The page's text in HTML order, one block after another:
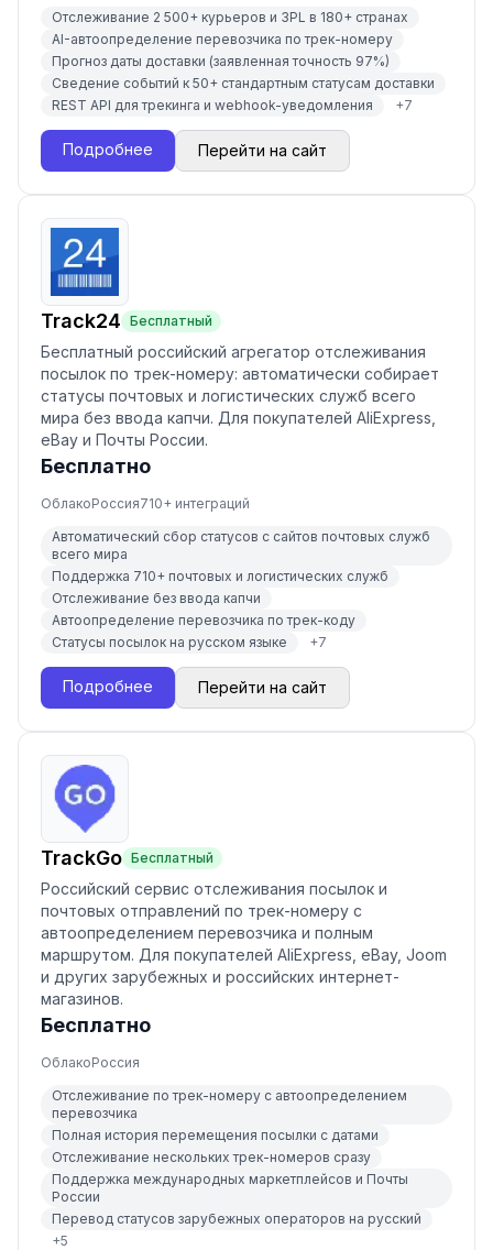
Отслеживание 2 500+ курьеров и 3PL в 180+ странах
AI-автоопределение перевозчика по трек-номеру
Прогноз даты доставки (заявленная точность 97%)
Сведение событий к 50+ стандартным статусам доставки
REST API для трекинга и webhook-уведомления
+7
Подробнее Перейти на сайт
Track24 Бесплатный
Бесплатный российский агрегатор отслеживания
посылок по трек-номеру: автоматически собирает
статусы почтовых и логистических служб всего
мира без ввода капчи. Для покупателей AliExpress,
eBay и Почты России.
Бесплатно
ОблакоРоссия710+ интеграций
Автоматический сбор статусов с сайтов почтовых служб
всего мира
Поддержка 710+ почтовых и логистических служб
Отслеживание без ввода капчи
Автоопределение перевозчика по трек-коду
Статусы посылок на русском языке
+7
Подробнее Перейти на сайт
TrackGo Бесплатный
Российский сервис отслеживания посылок и
почтовых отправлений по трек-номеру с
автоопределением перевозчика и полным
маршрутом. Для покупателей AliExpress, eBay, Joom
и других зарубежных и российских интернет-
магазинов.
Бесплатно
ОблакоРоссия
Отслеживание по трек-номеру с автоопределением
перевозчика
Полная история перемещения посылки с датами
Отслеживание нескольких трек-номеров сразу
Поддержка международных маркетплейсов и Почты
России
Перевод статусов зарубежных операторов на русский
+5